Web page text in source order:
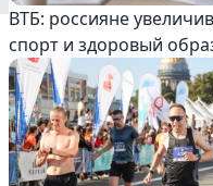
ВТБ: россияне
спорт и здоровый